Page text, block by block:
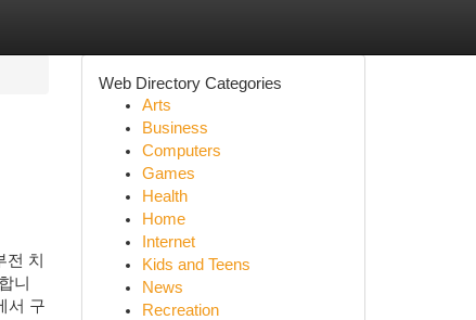
치
니
서 구
Web Directory Categories
Arts
Business
Computers
Games
Health
Home
Internet
Kids and Teens
News
Recreation